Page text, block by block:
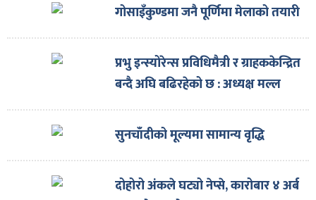
गोसाइँकुण्डमा जनै पूर्णिमा मेलाको तयारी
प्रभु इन्स्योरेन्स प्रविधिमैत्री र ग्राहककेन्द्रित
बन्दै अघि बढिरहेको छ : अध्यक्ष मल्ल
सुनचाँदीको मूल्यमा सामान्य वृद्धि
दोहोरो अंकले घट्यो नेप्से, कारोबार ४ अर्ब